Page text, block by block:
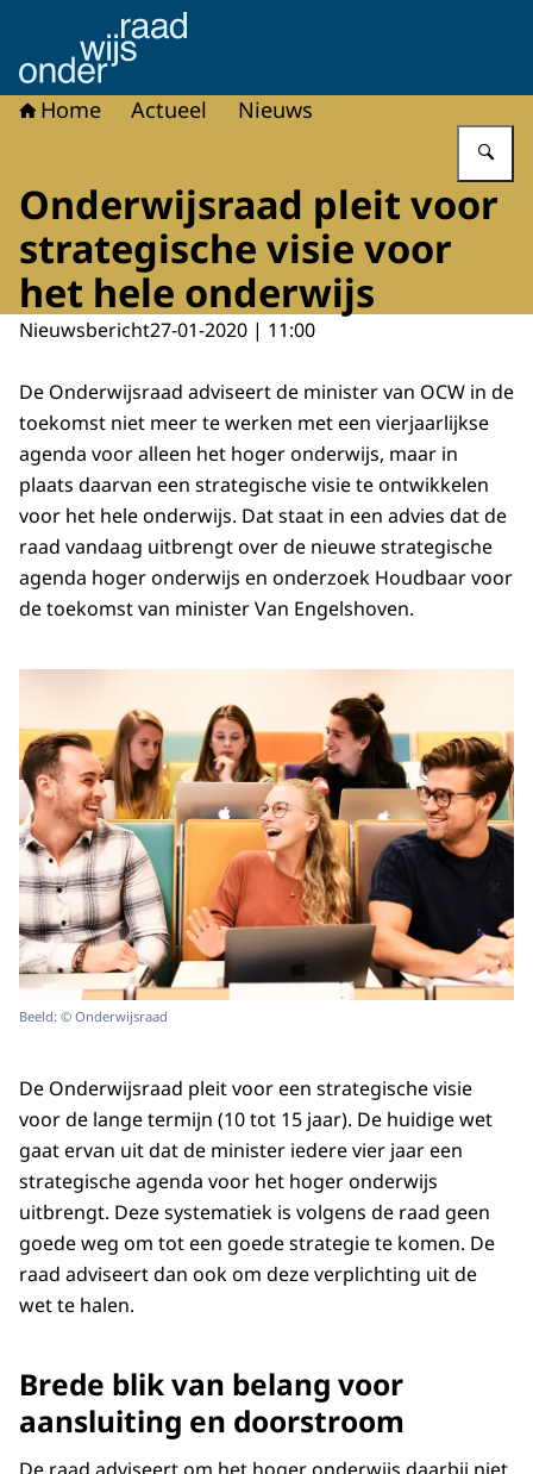
Naar de homepage van Onderwijsraad
Home Actueel Nieuws
Onderwijsraad pleit voor
strategische visie voor
het hele onderwijs
Nieuwsbericht27-01-2020 | 11:00
De Onderwijsraad adviseert de minister van OCW in de
toekomst niet meer te werken met een vierjaarlijkse
agenda voor alleen het hoger onderwijs, maar in
plaats daarvan een strategische visie te ontwikkelen
voor het hele onderwijs. Dat staat in een advies dat de
raad vandaag uitbrengt over de nieuwe strategische
agenda hoger onderwijs en onderzoek Houdbaar voor
de toekomst van minister Van Engelshoven.
Beeld: © Onderwijsraad
De Onderwijsraad pleit voor een strategische visie
voor de lange termijn (10 tot 15 jaar). De huidige wet
gaat ervan uit dat de minister iedere vier jaar een
strategische agenda voor het hoger onderwijs
uitbrengt. Deze systematiek is volgens de raad geen
goede weg om tot een goede strategie te komen. De
raad adviseert dan ook om deze verplichting uit de
wet te halen.
Brede blik van belang voor
aansluiting en doorstroom